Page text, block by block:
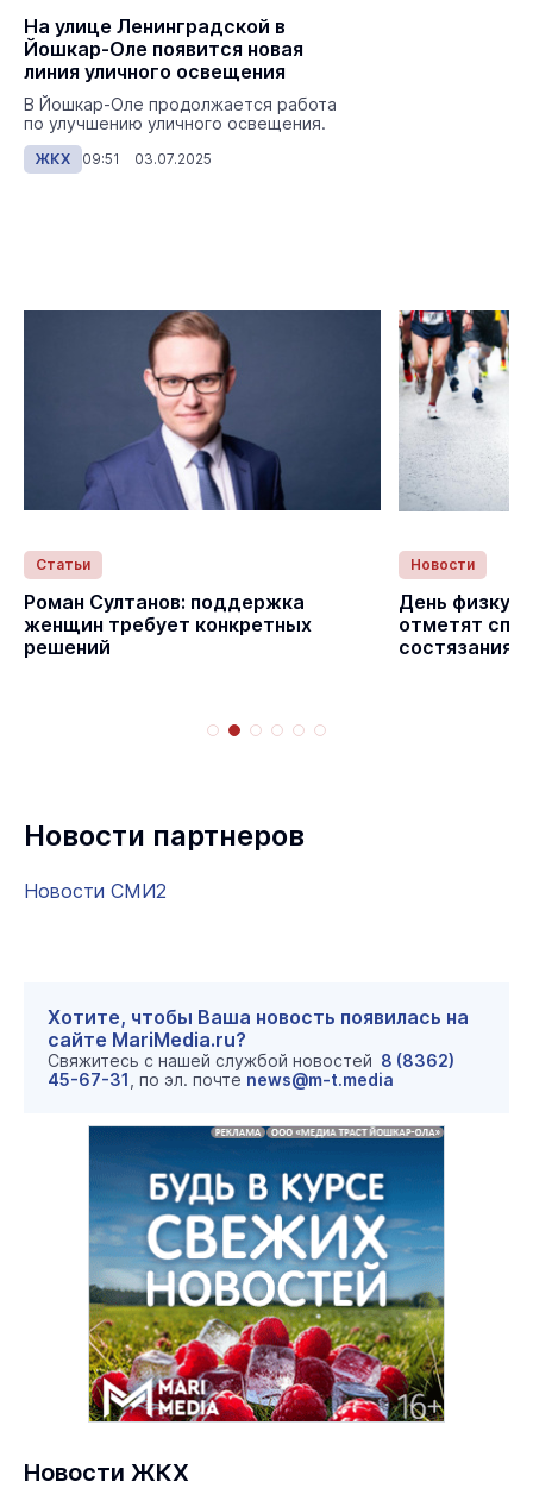
На улице Ленинградской в
Йошкар-Оле появится новая
линия уличного освещения
В Йошкар-Оле продолжается работа
по улучшению уличного освещения.
ЖКХ 09:51 03.07.2025
Статьи
Роман Султанов: поддержка
женщин требует конкретных
решений
Новости
День
отметят
Новости партнеров
Новости СМИ2
Хотите, чтобы Ваша новость появилась на
сайте MariMedia.ru?
Свяжитесь с нашей службой новостей 8 (8362)
45-67-31 , по эл. почте news@m-t.media
Новости ЖКХ